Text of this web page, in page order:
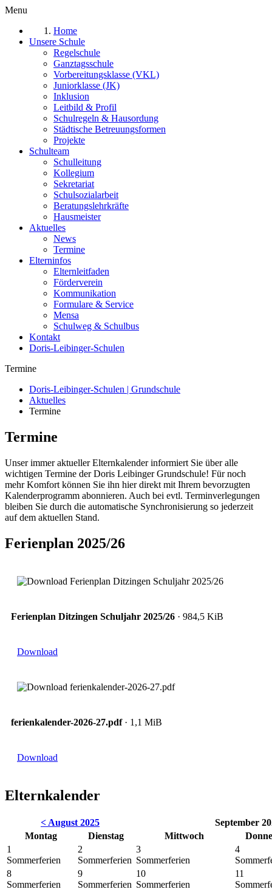
Menu
Home
Unsere Schule
Regelschule
Ganztagsschule
Vorbereitungsklasse (VKL)
Juniorklasse (JK)
Inklusion
Leitbild & Profil
Schulregeln & Hausordung
Städtische Betreuungsformen
Projekte
Schulteam
Schulleitung
Kollegium
Sekretariat
Schulsozialarbeit
Beratungslehrkräfte
Hausmeister
Aktuelles
News
Termine
Elterninfos
Elternleitfaden
Förderverein
Kommunikation
Formulare & Service
Mensa
Schulweg & Schulbus
Kontakt
Doris-Leibinger-Schulen
Termine
Doris-Leibinger-Schulen | Grundschule
Aktuelles
Termine
Termine
Unser immer aktueller Elternkalender informiert Sie über alle
wichtigen Termine der Doris Leibinger Grundschule! Für noch
mehr Komfort können Sie ihn hier direkt mit Ihrem bevorzugten
Kalenderprogramm abonnieren. Auch bei evtl. Terminverlegungen
bleiben Sie durch die automatische Synchronisierung so jederzeit
auf dem aktuellen Stand.
Ferienplan 2025/26
Ferienplan Ditzingen Schuljahr 2025/26 · 984,5 KiB
Download
ferienkalender-2026-27.pdf· 1,1 MiB
Download
Elternkalender
< August 2025
September
Montag
Dienstag Mittwoch
1
Sommerferien
2
Sommerferien
3
Sommerferien
4
8
Sommerferien
9
Sommerferien
10
Sommerferien
11